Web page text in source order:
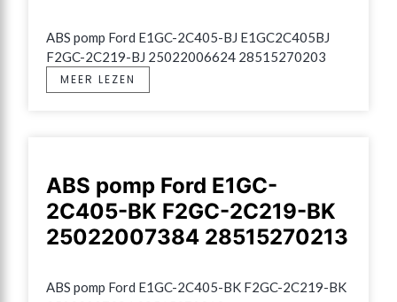
ABS pomp Ford E1GC-2C405-BJ E1GC2C405BJ
F2GC-2C219-BJ 25022006624 28515270203
MEER LEZEN
ABS pomp Ford E1GC-
2C405-BK F2GC-2C219-BK
25022007384 28515270213
ABS pomp Ford E1GC-2C405-BK F2GC-2C219-BK